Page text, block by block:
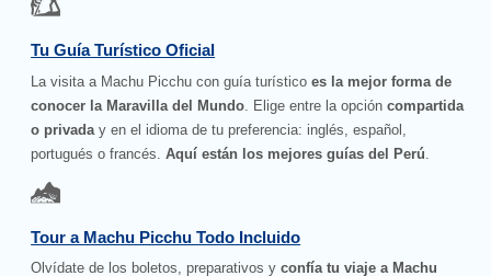
Tu Guía Turístico Oficial
La visita a Machu Picchu con guía turístico es la mejor forma de
conocer la Maravilla del Mundo . Elige entre la opcióncompartida
o privada y en el idioma de tu preferencia: inglés, español,
portugués o francés.Aquí están los mejores guías del Perú
Tour a Machu Picchu Todo Incluido
Olvídate de los boletos, preparativos yconfía tu viaje a Machu